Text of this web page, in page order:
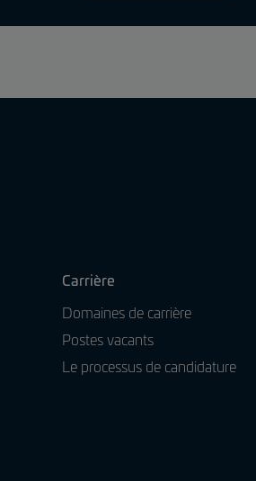
Carrière
Domaines de carrière
Postes vacants
Le processus de candidature